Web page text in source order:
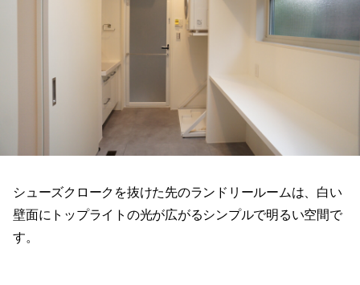
シューズクロークを抜けた先のランドリールームは、白い
壁面にトップライトの光が広がるシンプルで明るい空間で
す。